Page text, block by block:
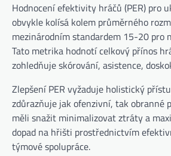
Hodnocení efektivity hráčů (PER) pro
obvykle kolísá kolem průměrného
mezinárodním standardem 15-20 pro
Tato metrika hodnotí celkový přínos
zohledňuje skórování, asistence,
Zlepšení PER vyžaduje holistický
zdůrazňuje jak ofenzivní, tak obranné
měli snažit minimalizovat ztráty a
dopad na hřišti prostřednictvím
týmové spolupráce.